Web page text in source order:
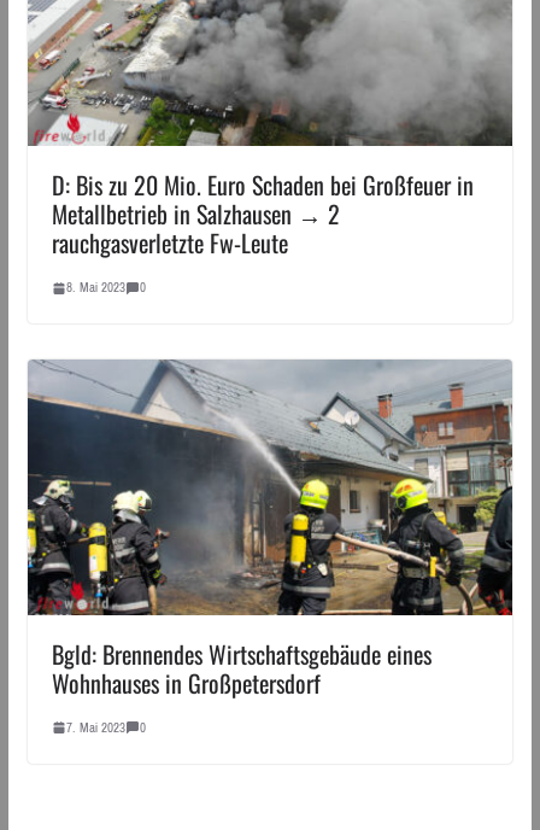
D: Bis zu 20 Mio. Euro Schaden bei Großfeuer in
Metallbetrieb in Salzhausen → 2
rauchgasverletzte Fw-Leute
8. Mai 2023 0
Bgld: Brennendes Wirtschaftsgebäude eines
Wohnhauses in Großpetersdorf
7. Mai 2023 0